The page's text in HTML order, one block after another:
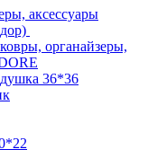
аксессуары
органайзеры,
36*36